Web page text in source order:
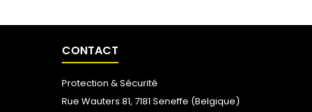
CONTACT
Protection & Sécurité
Rue Wauters 81, 7181 Seneffe (Belgique)